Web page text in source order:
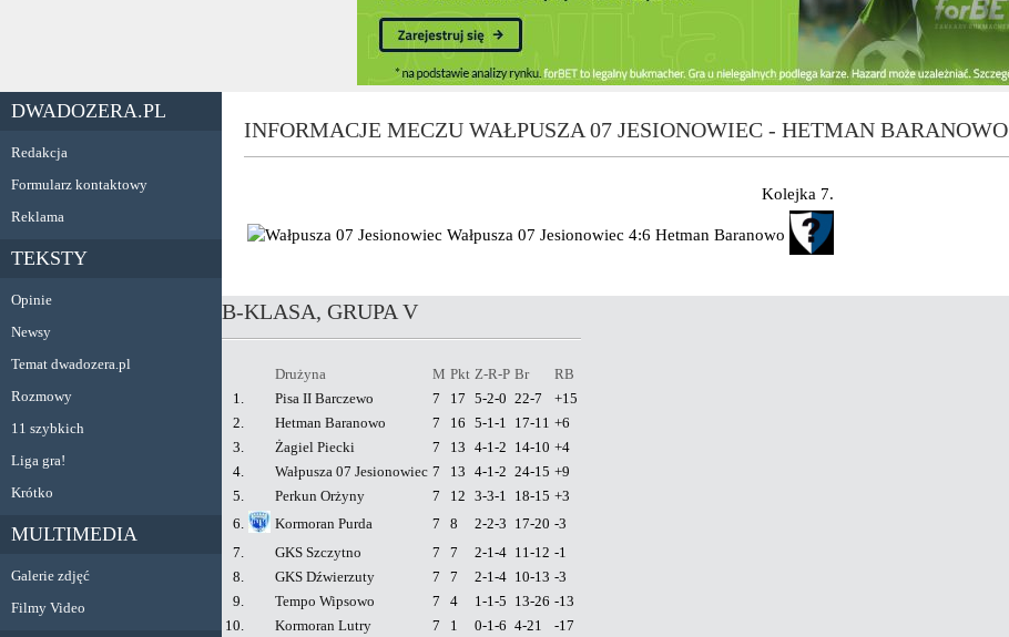
DWADOZERA.PL
Redakcja
Formularz kontaktowy
Reklama
TEKSTY
Opinie
Newsy
Temat dwadozera.pl
Rozmowy
11 szybkich
Liga gra!
Krótko
MULTIMEDIA
Galerie zdjęć
Filmy Video
INFORMACJE MECZU WAŁPUSZA 07 JESIONOWIEC - HETMAN BARANOWO
Kolejka 7.
Wałpusza 07 Jesionowiec 4:6 Hetman Baranowo
B-KLASA, GRUPA V
Drużyna M Pkt Z-R-P Br
RB
1.
Pisa II Barczewo 7 17 5-2-0 22-7
+15
2.
Hetman Baranowo 7 16 5-1-1 17-11 +6
3.
Żagiel Piecki 7 13 4-1-2 14-10 +4
4.
Wałpusza 07 Jesionowiec 7 13 4-1-2 24-15 +9
5.
Perkun Orżyny 7 12 3-3-1 18-15 +3
6.
Kormoran Purda 7 8 2-2-3 17-20 -3
7.
GKS Szczytno 7 7 2-1-4 11-12 -1
8.
GKS Dźwierzuty 7 7 2-1-4 10-13 -3
9.
Tempo Wipsowo 7 4 1-1-5 13-26 -13
10.
Kormoran Lutry 7 1 0-1-6 4-21 -17